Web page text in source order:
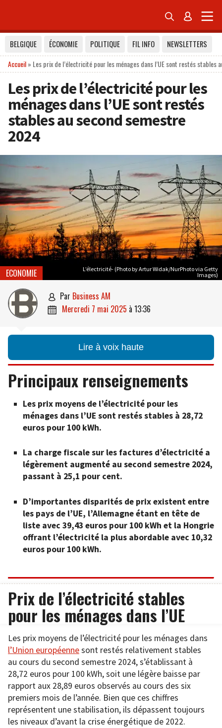
 
BELGIQUE ÉCONOMIE POLITIQUE FIL INFO
NEWSLETTERS
Accueil» Les prix de l’électricité pour les ménages dans l’UE sont restés stables
Les prix de l’électricité pour les
ménages dans l’UE sont restés
stables au second semestre
2024
L’électricité- (Photo by Artur Widak/NurPhoto via Getty
Images)
ECONOMIE
 par Business AM
 mercredi 7 mai 2025 à 13:36
Lire à voix haute
Principaux renseignements
Les prix moyens de l’électricité pour les
ménages dans l’UE sont restés stables à 28,72
euros pour 100 kWh.
La charge fiscale sur les factures d’électricité a
légèrement augmenté au second semestre 2024,
passant à 25,1 pour cent.
D’importantes disparités de prix existent entre
les pays de l’UE, l’Allemagne étant en tête de
liste avec 39,43 euros pour 100 kWh et la Hongrie
offrant l’électricité la plus abordable avec 10,32
euros pour 100 kWh.
Prix de l’électricité stables
pour les ménages dans l’UE
Les prix moyens de l’électricité pour les ménages dans
l’Union européennesont restés relativement stables
au cours du second semestre 2024, s’établissant à
28,72 euros pour 100 kWh, soit une légère baisse par
rapport aux 28,89 euros observés au cours des six
premiers mois de l’année. Bien que ces chiffres
représentent une stabilisation, ils dépassent toujours
les niveaux d’avant la crise énergétique de 2022.